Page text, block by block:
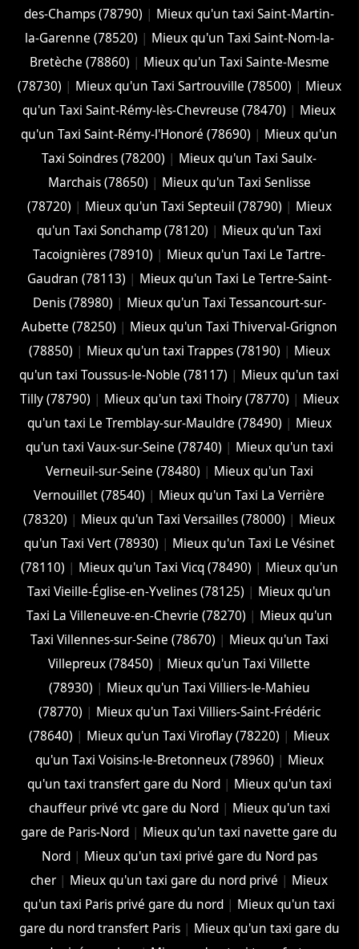
des-Champs (78790) | Mieux qu'un taxi Saint-Martin-
la-Garenne (78520) | Mieux qu'un Taxi Saint-Nom-la-
Bretèche (78860) | Mieux qu'un Taxi Sainte-Mesme
(78730) | Mieux qu'un Taxi Sartrouville (78500) | Mieux
qu'un Taxi Saint-Rémy-lès-Chevreuse (78470) | Mieux
qu'un Taxi Saint-Rémy-l'Honoré (78690) | Mieux qu'un
Taxi Soindres (78200) | Mieux qu'un Taxi Saulx-
Marchais (78650) | Mieux qu'un Taxi Senlisse
(78720) | Mieux qu'un Taxi Septeuil (78790) | Mieux
qu'un Taxi Sonchamp (78120) | Mieux qu'un Taxi
Tacoignières (78910) | Mieux qu'un Taxi Le Tartre-
Gaudran (78113) | Mieux qu'un Taxi Le Tertre-Saint-
Denis (78980) | Mieux qu'un Taxi Tessancourt-sur-
Aubette (78250) | Mieux qu'un Taxi Thiverval-Grignon
(78850) | Mieux qu'un taxi Trappes (78190) | Mieux
qu'un taxi Toussus-le-Noble (78117) | Mieux qu'un taxi
Tilly (78790) | Mieux qu'un taxi Thoiry (78770) | Mieux
qu'un taxi Le Tremblay-sur-Mauldre (78490) | Mieux
qu'un taxi Vaux-sur-Seine (78740) | Mieux qu'un taxi
Verneuil-sur-Seine (78480) | Mieux qu'un Taxi
Vernouillet (78540) | Mieux qu'un Taxi La Verrière
(78320) | Mieux qu'un Taxi Versailles (78000) | Mieux
qu'un Taxi Vert (78930) | Mieux qu'un Taxi Le Vésinet
(78110) | Mieux qu'un Taxi Vicq (78490) | Mieux qu'un
Taxi Vieille-Église-en-Yvelines (78125) | Mieux qu'un
Taxi La Villeneuve-en-Chevrie (78270) | Mieux qu'un
Taxi Villennes-sur-Seine (78670) | Mieux qu'un Taxi
Villepreux (78450) | Mieux qu'un Taxi Villette
(78930) | Mieux qu'un Taxi Villiers-le-Mahieu
(78770) | Mieux qu'un Taxi Villiers-Saint-Frédéric
(78640) | Mieux qu'un Taxi Viroflay (78220) | Mieux
qu'un Taxi Voisins-le-Bretonneux (78960) | Mieux
qu'un taxi transfert gare du Nord| Mieux qu'un taxi
chauffeur privé vtc gare du Nord| Mieux qu'un taxi
gare de Paris-Nord | Mieux qu'un taxi navette gare du
Nord| Mieux qu'un taxi privé gare du Nord pas
cher | Mieux qu'un taxi gare du nord privé | Mieux
qu'un taxi Paris privé gare du nord | Mieux qu'un taxi
gare du nord transfert Paris| Mieux qu'un taxi gare du